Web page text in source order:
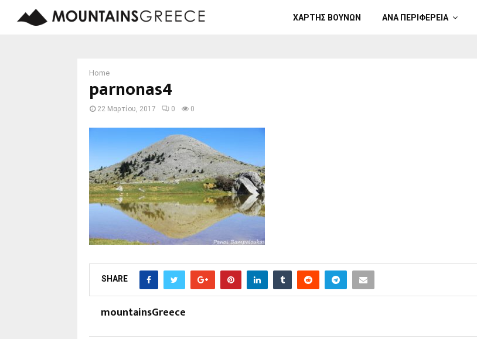
ΧΑΡΤΗΣ ΒΟΥΝΩΝ ΑΝΑ ΠΕΡΙΦΕΡΕΙΑ
Home
parnonas4
22 Μαρτίου, 2017 0 0
SHARE
mountainsGreece